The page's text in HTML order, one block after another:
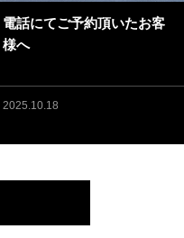
電話にてご予約頂いたお客
様へ
2025.10.18